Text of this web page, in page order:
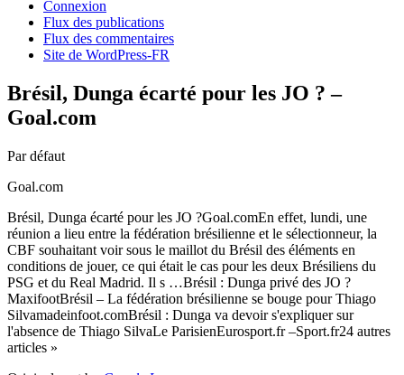
Connexion
Flux des publications
Flux des commentaires
Site de WordPress-FR
Brésil, Dunga écarté pour les JO ? –
Goal.com
Par défaut
Goal.com
Brésil, Dunga écarté pour les JO ?Goal.comEn effet, lundi, une
réunion a lieu entre la fédération brésilienne et le sélectionneur, la
CBF souhaitant voir sous le maillot du Brésil des éléments en
conditions de jouer, ce qui était le cas pour les deux Brésiliens du
PSG et du Real Madrid. Il s …Brésil : Dunga privé des JO ?
MaxifootBrésil – La fédération brésilienne se bouge pour Thiago
Silvamadeinfoot.comBrésil : Dunga va devoir s'expliquer sur
l'absence de Thiago SilvaLe ParisienEurosport.fr –Sport.fr24 autres
articles »